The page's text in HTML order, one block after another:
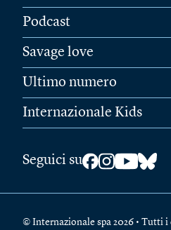
Podcast
Savage love
Ultimo numero
Internazionale Kids
Seguici su
© Internazionale spa 2026 • Tutti